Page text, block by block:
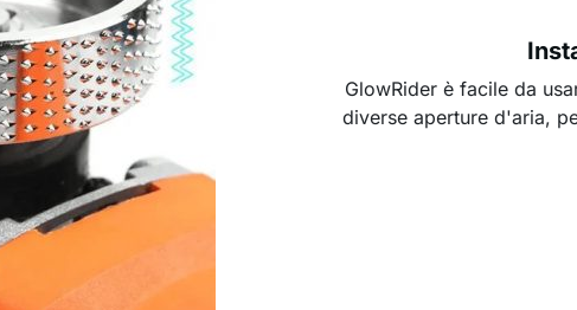
GlowRider è facile da
diverse aperture d'aria,